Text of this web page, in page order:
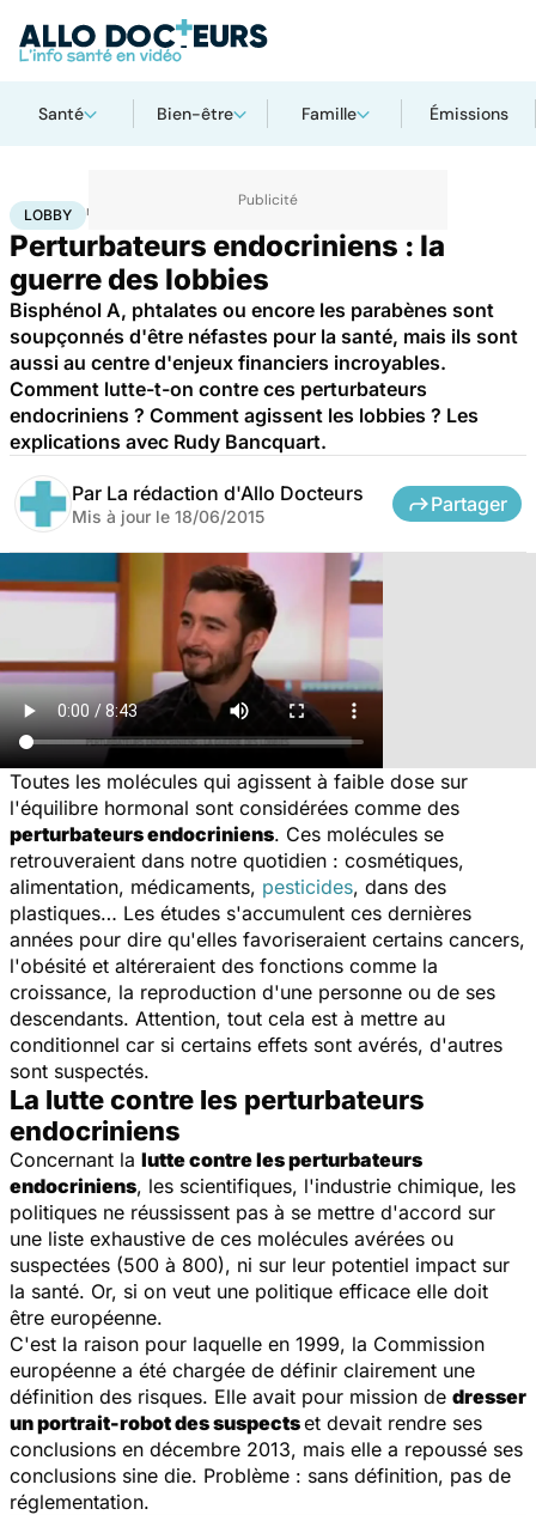
Santé Bien-être Famille Émissions
AccueilSanté
LOBBY
Perturbateurs endocriniens : la
guerre des lobbies
Bisphénol A, phtalates ou encore les parabènes sont
soupçonnés d'être néfastes pour la santé, mais ils sont
aussi au centre d'enjeux financiers incroyables.
Comment lutte-t-on contre ces perturbateurs
endocriniens ? Comment agissent les lobbies ? Les
explications avec Rudy Bancquart.
Par La rédaction d'Allo Docteurs
Mis à jour le 18/06/2015
Partager
Toutes les molécules qui agissent à faible dose sur
l'équilibre hormonal sont considérées comme des
perturbateurs endocriniens. Ces molécules se
retrouveraient dans notre quotidien : cosmétiques,
alimentation, médicaments, pesticides, dans des
plastiques… Les études s'accumulent ces dernières
années pour dire qu'elles favoriseraient certains cancers,
l'obésité et altéreraient des fonctions comme la
croissance, la reproduction d'une personne ou de ses
descendants. Attention, tout cela est à mettre au
conditionnel car si certains effets sont avérés, d'autres
sont suspectés.
La lutte contre les perturbateurs
endocriniens
Concernant la lutte contre les perturbateurs
endocriniens, les scientifiques, l'industrie chimique, les
politiques ne réussissent pas à se mettre d'accord sur
une liste exhaustive de ces molécules avérées ou
suspectées (500 à 800), ni sur leur potentiel impact sur
la santé. Or, si on veut une politique efficace elle doit
être européenne.
C'est la raison pour laquelle en 1999, la Commission
européenne a été chargée de définir clairement une
définition des risques. Elle avait pour mission de dresser
un portrait-robot des suspectset devait rendre ses
conclusions en décembre 2013, mais elle a repoussé ses
conclusions sine die. Problème : sans définition, pas de
réglementation.